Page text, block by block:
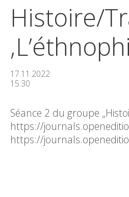
Histoire/
17.11.2022
15:30
Séance 2 du groupe
https://
https://